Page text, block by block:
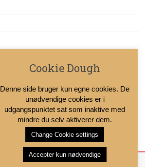
Sundhed og forebyggelse. All rights reserved.
Cookie Dough
Denne side bruger kun egne cookies. De
unødvendige cookies er i
udgangspunktet sat som inaktive med
mindre du selv aktiverer dem.
Change Cookie settings
Accepter kun nødvendige